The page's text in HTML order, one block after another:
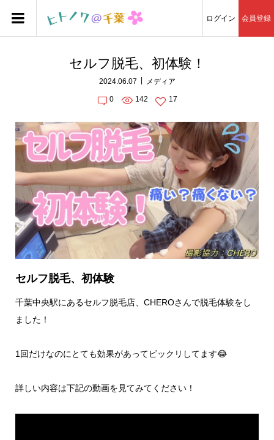
ログイン 会員登録
セルフ脱毛、初体験！
2024.06.07 メディア
0 142 17
セルフ脱毛、初体験
千葉中央駅にあるセルフ脱毛店、CHEROさんで脱毛体験をし
ました！
1回だけなのにとても効果があってビックリしてます😂
詳しい内容は下記の動画を見てみてください！